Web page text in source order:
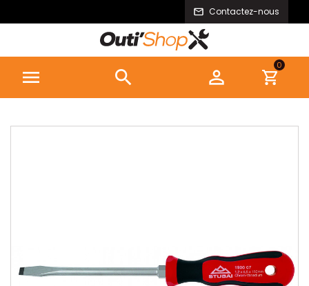
Contactez-nous
  
0